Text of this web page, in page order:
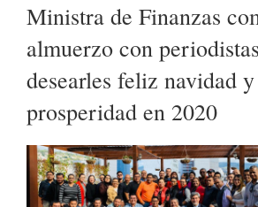
Inicio
Comités
SEFIN en línea
Ministra de Finanzas
almuerzo con
desearles feliz navidad y
prosperidad en 2020